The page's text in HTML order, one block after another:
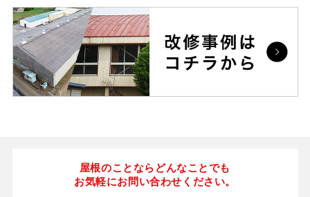
屋根のことならどんなことでも
お気軽にお問い合わせください。